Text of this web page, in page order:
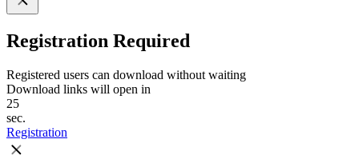
Registration Required
Registered users can download without waiting
Download links will open in
25
sec.
Registration